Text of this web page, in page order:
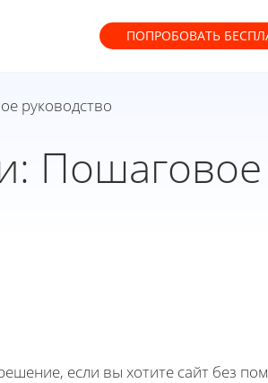
ПОПРОБОВАТЬ
руководство
Пошаговое
если вы хотите сайт без